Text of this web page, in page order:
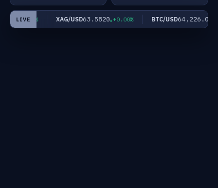
LIVE
+0.00% XAG/USD63.5820 +0.00% BTC/USD64,226.08